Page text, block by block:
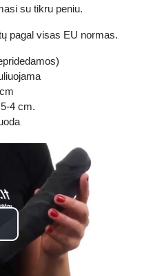
su tikru peniu.
pagal visas EU normas.
4 cm.